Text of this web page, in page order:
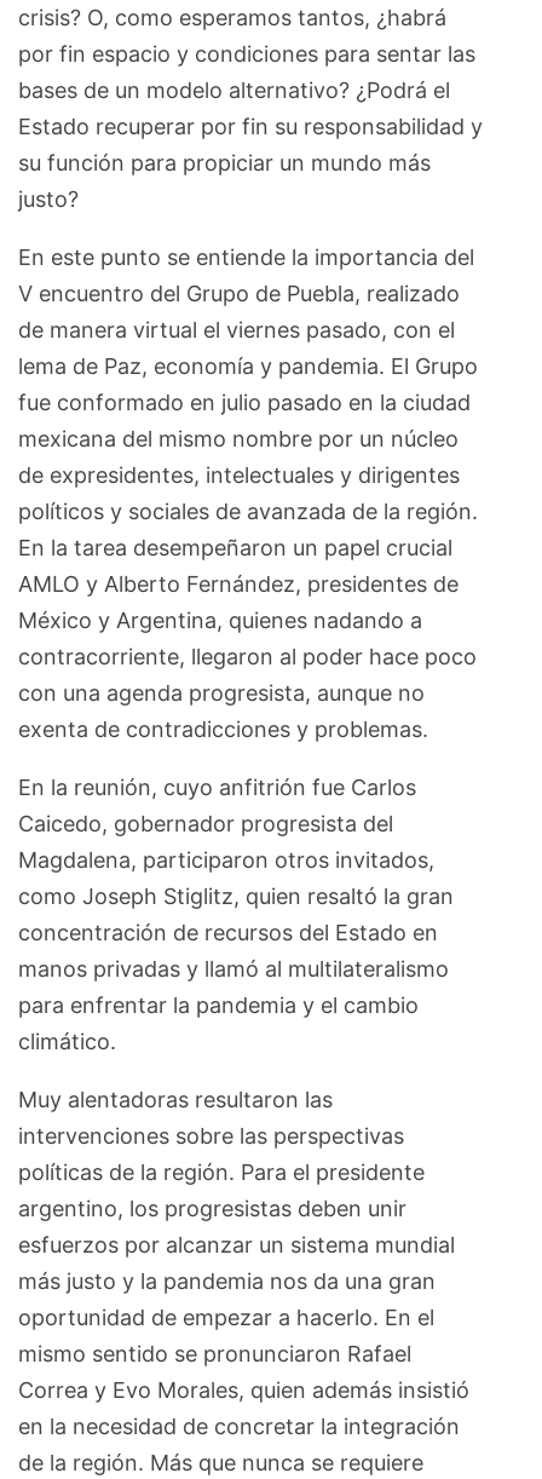
crisis? O, como esperamos tantos, ¿habrá
por fin espacio y condiciones para sentar las
bases de un modelo alternativo? ¿Podrá el
Estado recuperar por fin su responsabilidad y
su función para propiciar un mundo más
justo?
En este punto se entiende la importancia del
V encuentro del Grupo de Puebla, realizado
de manera virtual el viernes pasado, con el
lema de Paz, economía y pandemia. El Grupo
fue conformado en julio pasado en la ciudad
mexicana del mismo nombre por un núcleo
de expresidentes, intelectuales y dirigentes
políticos y sociales de avanzada de la región.
En la tarea desempeñaron un papel crucial
AMLO y Alberto Fernández, presidentes de
México y Argentina, quienes nadando a
contracorriente, llegaron al poder hace poco
con una agenda progresista, aunque no
exenta de contradicciones y problemas.
En la reunión, cuyo anfitrión fue Carlos
Caicedo, gobernador progresista del
Magdalena, participaron otros invitados,
como Joseph Stiglitz, quien resaltó la gran
concentración de recursos del Estado en
manos privadas y llamó al multilateralismo
para enfrentar la pandemia y el cambio
climático.
Muy alentadoras resultaron las
intervenciones sobre las perspectivas
políticas de la región. Para el presidente
argentino, los progresistas deben unir
esfuerzos por alcanzar un sistema mundial
más justo y la pandemia nos da una gran
oportunidad de empezar a hacerlo. En el
mismo sentido se pronunciaron Rafael
Correa y Evo Morales, quien además insistió
en la necesidad de concretar la integración
de la región. Más que nunca se requiere